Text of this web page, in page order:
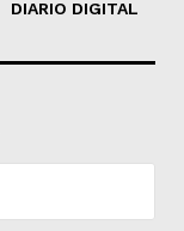
DIARIO DIGITAL